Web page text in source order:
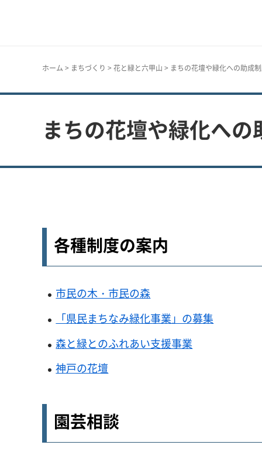
ホーム > まちづくり > 花と緑と六甲山 > まちの花壇や緑化への助成
まちの花壇や緑化への
各種制度の案内
市民の木・市民の森
「県民まちなみ緑化事業」の募集
森と緑とのふれあい支援事業
神戸の花壇
園芸相談